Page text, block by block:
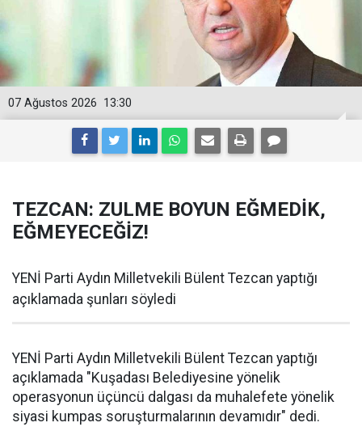
13:30
07 Ağustos 2026
TEZCAN: ZULME BOYUN EĞMEDİK,
EĞMEYECEĞİZ!
YENİ Parti Aydın Milletvekili Bülent Tezcan yaptığı
açıklamada şunları söyledi
YENİ Parti Aydın Milletvekili Bülent Tezcan yaptığı
açıklamada "Kuşadası Belediyesine yönelik
operasyonun üçüncü dalgası da muhalefete yönelik
siyasi kumpas soruşturmalarının devamıdır" dedi.